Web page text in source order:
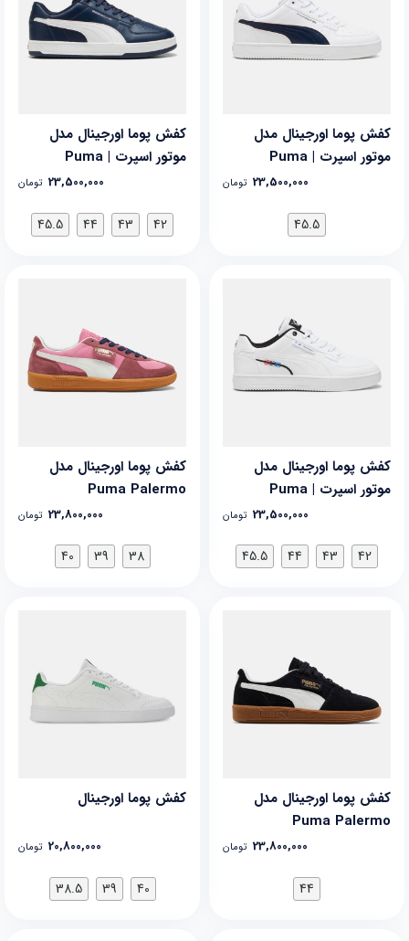
کفش پوما اورجینال مدل
موتور اسپرت | Puma
23,500,000 تومان
45.5
کفش پوما اورجینال مدل
موتور اسپرت | Puma
23,500,000 تومان
42
43
44
45.5
کفش پوما اورجینال مدل
موتور اسپرت | Puma
23,500,000 تومان
42
43
44
45.5
کفش پوما اورجینال مدل
Puma Palermo
23,800,000 تومان
38
39
40
کفش پوما اورجینال مدل
Puma Palermo
23,800,000 تومان
44
کفش پوما اورجینال
20,800,000 تومان
40
39
38.5